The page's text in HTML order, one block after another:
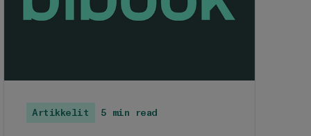
Artikkelit 5 min read